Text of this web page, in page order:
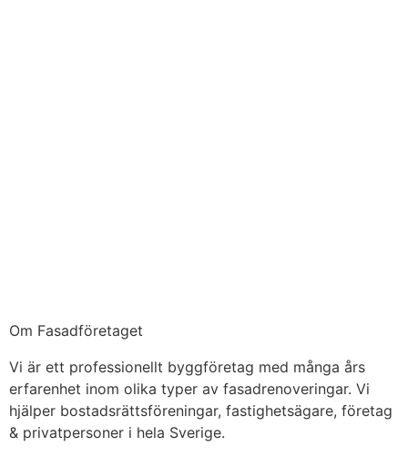
Om Fasadföretaget
Vi är ett professionellt byggföretag med många års
erfarenhet inom olika typer av fasadrenoveringar. Vi
hjälper bostadsrättsföreningar, fastighetsägare, företag
& privatpersoner i hela Sverige.